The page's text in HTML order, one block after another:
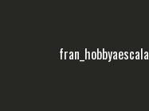
fran_hobbyaescala